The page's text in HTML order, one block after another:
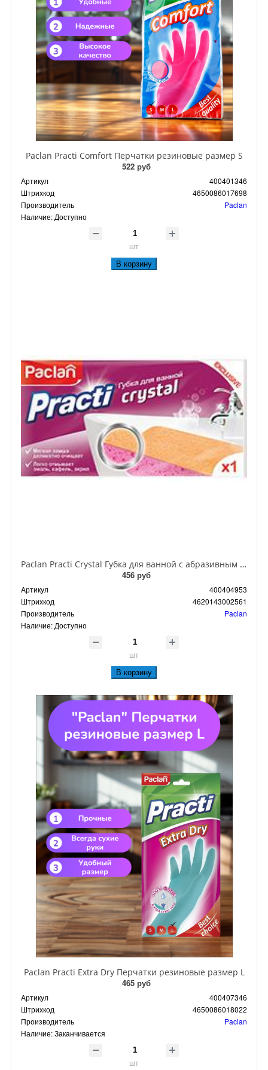
Paclan Practi Comfort Перчатки резиновые размер S
522 руб
Артикул
400401346
Штрихкод
4650086017698
Производитель
Paclan
Наличие: Доступно
шт
В корзину
Paclan Practi Crystal Губка для ванной с абразивным слоем из искуственной замши
456 руб
Артикул
400404953
Штрихкод
4620143002561
Производитель
Paclan
Наличие: Доступно
шт
В корзину
Paclan Practi Extra Dry Перчатки резиновые размер L
465 руб
Артикул
400407346
Штрихкод
4650086018022
Производитель
Paclan
Наличие:Заканчивается
шт